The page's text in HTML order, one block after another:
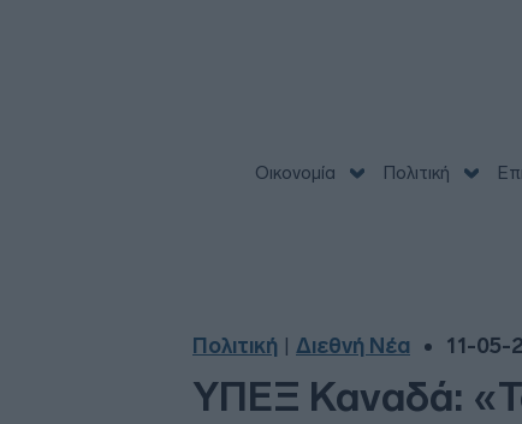
Οικονομία Πολιτική
Πολιτική Διεθνή Νέα 11-05-
ΥΠΕΞ Καναδά: